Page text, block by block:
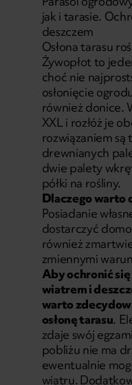
jak i tarasie.
deszczem
Osłona tarasu
Żywopłot to
choć nie
osłonięcie
również donice.
XXL i rozłóż je
rozwiązaniem są
drewnianych
dwie palety
półki na rośliny.
Dlaczego warto
Posiadanie
dostarczyć
również
zmiennymi
Aby ochronić
wiatrem i
warto
osłonę tarasu.
zdaje swój
pobliżu nie ma
ewentualnie
wiatru.